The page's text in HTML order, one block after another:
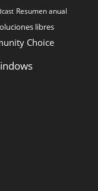
Resumen anual
libres
Choice